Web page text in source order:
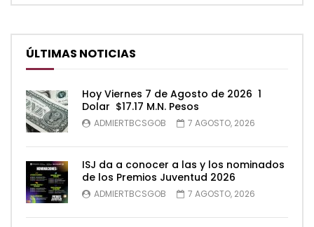
ÚLTIMAS NOTICIAS
Hoy Viernes 7 de Agosto de 2026 1
Dolar $17.17 M.N. Pesos
ADMIERTBCSGOB 7 AGOSTO, 2026
ISJ da a conocer a las y los nominados
de los Premios Juventud 2026
ADMIERTBCSGOB 7 AGOSTO, 2026